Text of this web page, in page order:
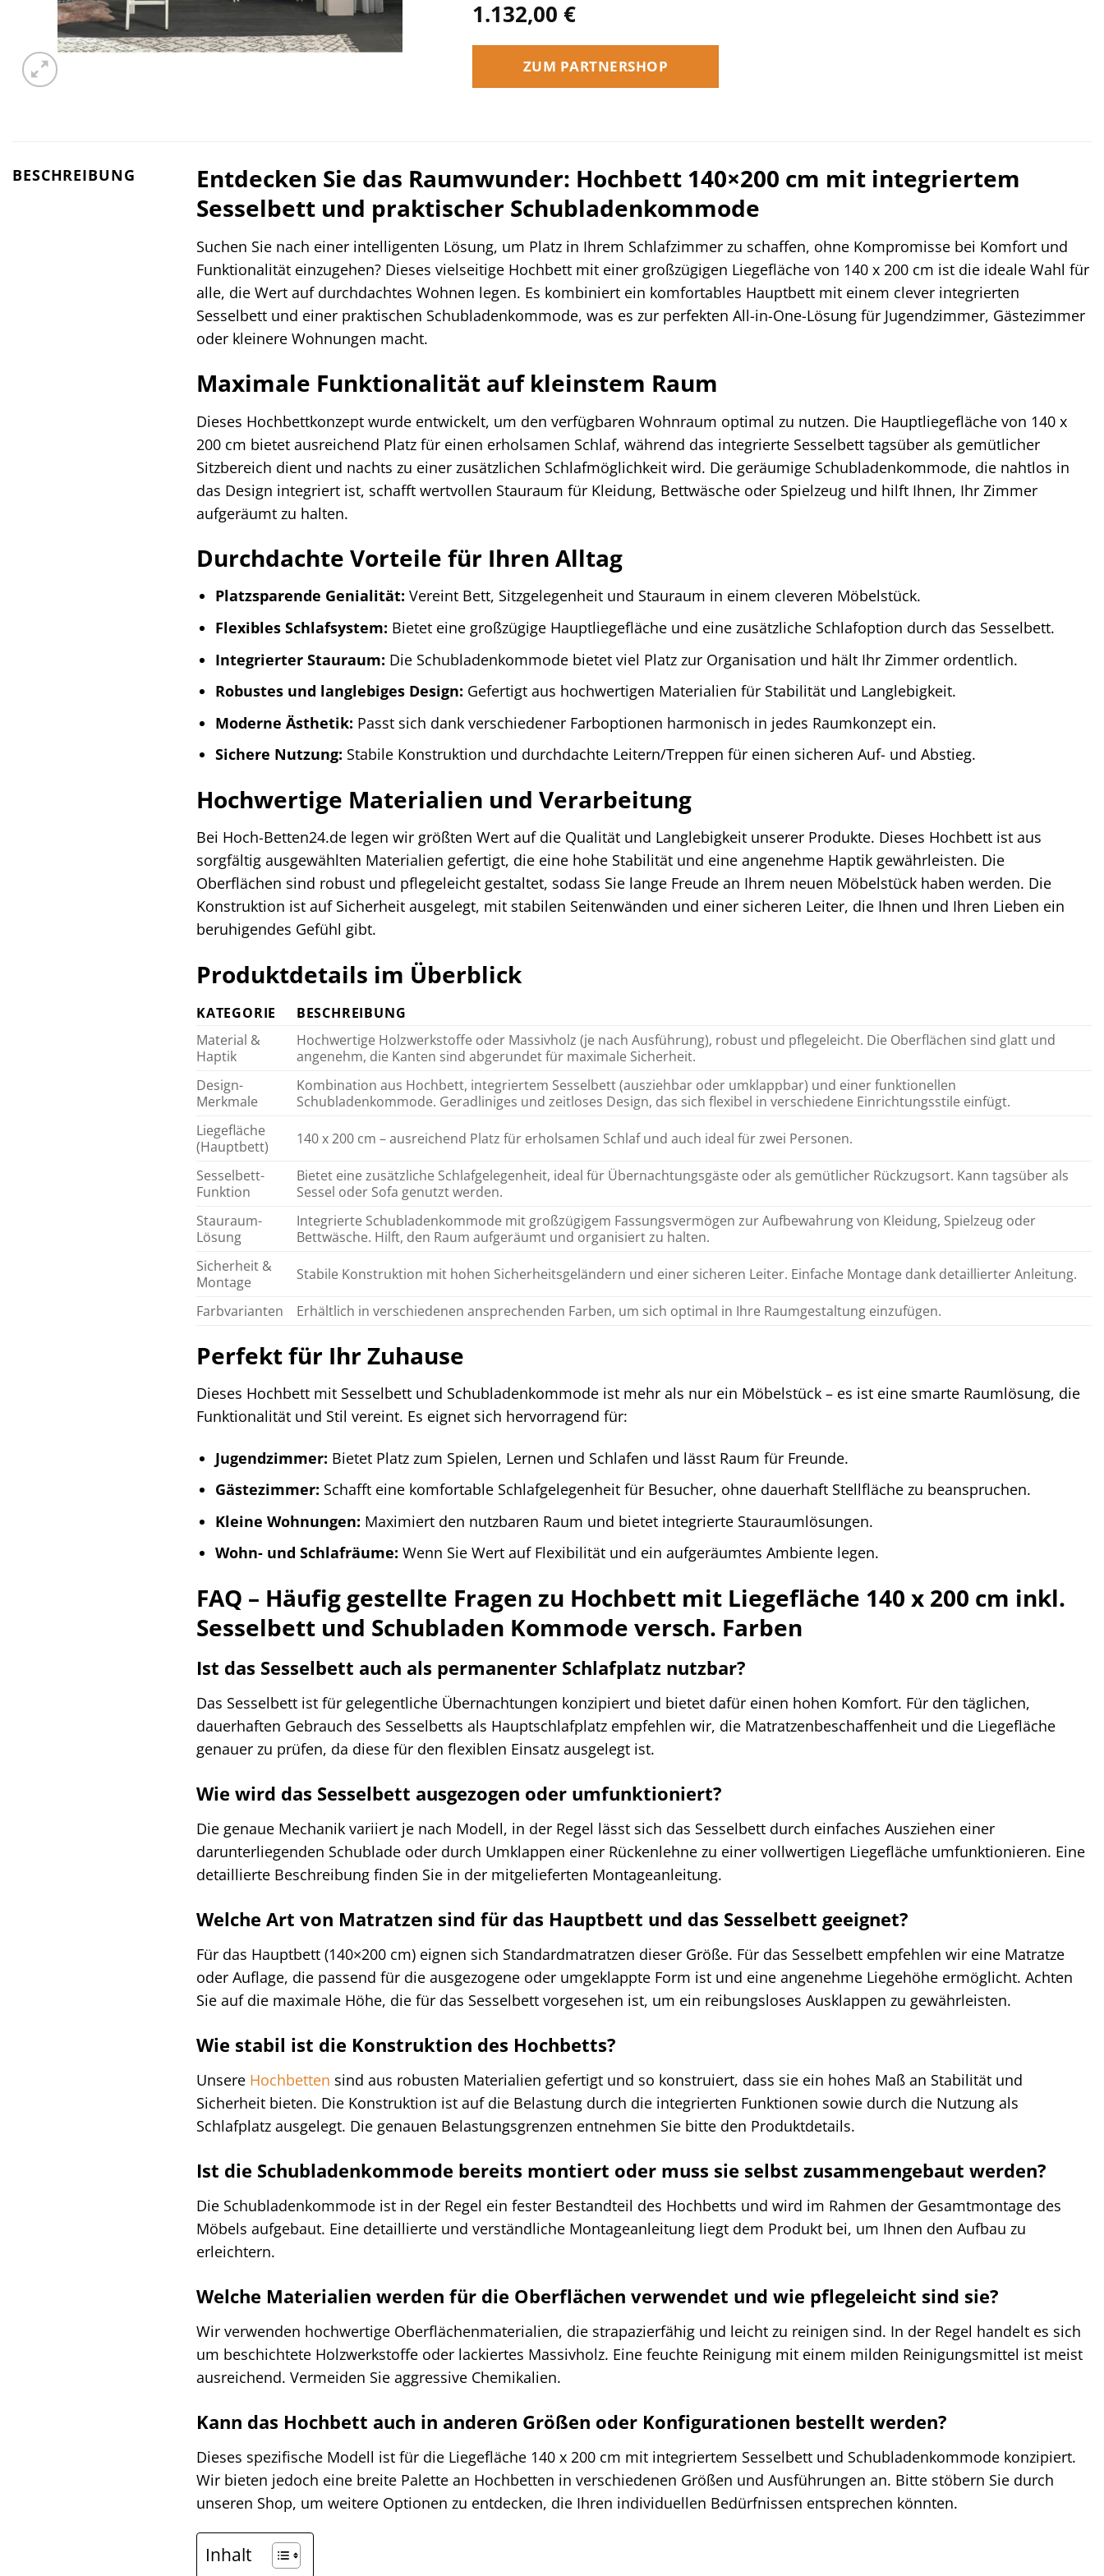
1.132,00 €
ZUM PARTNERSHOP
BESCHREIBUNG
Entdecken Sie das Raumwunder: Hochbett 140×200 cm mit integriertem
Sesselbett und praktischer Schubladenkommode
Suchen Sie nach einer intelligenten Lösung, um Platz in Ihrem Schlafzimmer zu schaffen, ohne Kompromisse bei Komfort und
Funktionalität einzugehen? Dieses vielseitige Hochbett mit einer großzügigen Liegefläche von 140 x 200 cm ist die ideale Wahl für
alle, die Wert auf durchdachtes Wohnen legen. Es kombiniert ein komfortables Hauptbett mit einem clever integrierten
Sesselbett und einer praktischen Schubladenkommode, was es zur perfekten All-in-One-Lösung für Jugendzimmer, Gästezimmer
oder kleinere Wohnungen macht.
Maximale Funktionalität auf kleinstem Raum
Dieses Hochbettkonzept wurde entwickelt, um den verfügbaren Wohnraum optimal zu nutzen. Die Hauptliegefläche von 140 x
200 cm bietet ausreichend Platz für einen erholsamen Schlaf, während das integrierte Sesselbett tagsüber als gemütlicher
Sitzbereich dient und nachts zu einer zusätzlichen Schlafmöglichkeit wird. Die geräumige Schubladenkommode, die nahtlos in
das Design integriert ist, schafft wertvollen Stauraum für Kleidung, Bettwäsche oder Spielzeug und hilft Ihnen, Ihr Zimmer
aufgeräumt zu halten.
Durchdachte Vorteile für Ihren Alltag
Platzsparende Genialität: Vereint Bett, Sitzgelegenheit und Stauraum in einem cleveren Möbelstück.
Flexibles Schlafsystem: Bietet eine großzügige Hauptliegefläche und eine zusätzliche Schlafoption durch das Sesselbett.
Integrierter Stauraum: Die Schubladenkommode bietet viel Platz zur Organisation und hält Ihr Zimmer ordentlich.
Robustes und langlebiges Design: Gefertigt aus hochwertigen Materialien für Stabilität und Langlebigkeit.
Moderne Ästhetik: Passt sich dank verschiedener Farboptionen harmonisch in jedes Raumkonzept ein.
Sichere Nutzung: Stabile Konstruktion und durchdachte Leitern/Treppen für einen sicheren Auf- und Abstieg.
Hochwertige Materialien und Verarbeitung
Bei Hoch-Betten24.de legen wir größten Wert auf die Qualität und Langlebigkeit unserer Produkte. Dieses Hochbett ist aus
sorgfältig ausgewählten Materialien gefertigt, die eine hohe Stabilität und eine angenehme Haptik gewährleisten. Die
Oberflächen sind robust und pflegeleicht gestaltet, sodass Sie lange Freude an Ihrem neuen Möbelstück haben werden. Die
Konstruktion ist auf Sicherheit ausgelegt, mit stabilen Seitenwänden und einer sicheren Leiter, die Ihnen und Ihren Lieben ein
beruhigendes Gefühl gibt.
Produktdetails im Überblick
KATEGORIE
BESCHREIBUNG
Material &
Haptik
Hochwertige Holzwerkstoffe oder Massivholz (je nach Ausführung), robust und pflegeleicht. Die Oberflächen sind glatt und
angenehm, die Kanten sind abgerundet für maximale Sicherheit.
Design-
Merkmale
Kombination aus Hochbett, integriertem Sesselbett (ausziehbar oder umklappbar) und einer funktionellen
Schubladenkommode. Geradliniges und zeitloses Design, das sich flexibel in verschiedene Einrichtungsstile einfügt.
Liegefläche
(Hauptbett)
140 x 200 cm – ausreichend Platz für erholsamen Schlaf und auch ideal für zwei Personen.
Sesselbett-
Funktion
Bietet eine zusätzliche Schlafgelegenheit, ideal für Übernachtungsgäste oder als gemütlicher Rückzugsort. Kann tagsüber als
Sessel oder Sofa genutzt werden.
Stauraum-
Lösung
Integrierte Schubladenkommode mit großzügigem Fassungsvermögen zur Aufbewahrung von Kleidung, Spielzeug oder
Bettwäsche. Hilft, den Raum aufgeräumt und organisiert zu halten.
Sicherheit &
Montage
Stabile Konstruktion mit hohen Sicherheitsgeländern und einer sicheren Leiter. Einfache Montage dank detaillierter Anleitung.
Farbvarianten Erhältlich in verschiedenen ansprechenden Farben, um sich optimal in Ihre Raumgestaltung einzufügen.
Perfekt für Ihr Zuhause
Dieses Hochbett mit Sesselbett und Schubladenkommode ist mehr als nur ein Möbelstück – es ist eine smarte Raumlösung, die
Funktionalität und Stil vereint. Es eignet sich hervorragend für:
Jugendzimmer: Bietet Platz zum Spielen, Lernen und Schlafen und lässt Raum für Freunde.
Gästezimmer: Schafft eine komfortable Schlafgelegenheit für Besucher, ohne dauerhaft Stellfläche zu beanspruchen.
Kleine Wohnungen: Maximiert den nutzbaren Raum und bietet integrierte Stauraumlösungen.
Wohn- und Schlafräume: Wenn Sie Wert auf Flexibilität und ein aufgeräumtes Ambiente legen.
FAQ – Häufig gestellte Fragen zu Hochbett mit Liegefläche 140 x 200 cm inkl.
Sesselbett und Schubladen Kommode versch. Farben
Ist das Sesselbett auch als permanenter Schlafplatz nutzbar?
Das Sesselbett ist für gelegentliche Übernachtungen konzipiert und bietet dafür einen hohen Komfort. Für den täglichen,
dauerhaften Gebrauch des Sesselbetts als Hauptschlafplatz empfehlen wir, die Matratzenbeschaffenheit und die Liegefläche
genauer zu prüfen, da diese für den flexiblen Einsatz ausgelegt ist.
Wie wird das Sesselbett ausgezogen oder umfunktioniert?
Die genaue Mechanik variiert je nach Modell, in der Regel lässt sich das Sesselbett durch einfaches Ausziehen einer
darunterliegenden Schublade oder durch Umklappen einer Rückenlehne zu einer vollwertigen Liegefläche umfunktionieren. Eine
detaillierte Beschreibung finden Sie in der mitgelieferten Montageanleitung.
Welche Art von Matratzen sind für das Hauptbett und das Sesselbett geeignet?
Für das Hauptbett (140×200 cm) eignen sich Standardmatratzen dieser Größe. Für das Sesselbett empfehlen wir eine Matratze
oder Auflage, die passend für die ausgezogene oder umgeklappte Form ist und eine angenehme Liegehöhe ermöglicht. Achten
Sie auf die maximale Höhe, die für das Sesselbett vorgesehen ist, um ein reibungsloses Ausklappen zu gewährleisten.
Wie stabil ist die Konstruktion des Hochbetts?
Unsere Hochbetten sind aus robusten Materialien gefertigt und so konstruiert, dass sie ein hohes Maß an Stabilität und
Sicherheit bieten. Die Konstruktion ist auf die Belastung durch die integrierten Funktionen sowie durch die Nutzung als
Schlafplatz ausgelegt. Die genauen Belastungsgrenzen entnehmen Sie bitte den Produktdetails.
Ist die Schubladenkommode bereits montiert oder muss sie selbst zusammengebaut werden?
Die Schubladenkommode ist in der Regel ein fester Bestandteil des Hochbetts und wird im Rahmen der Gesamtmontage des
Möbels aufgebaut. Eine detaillierte und verständliche Montageanleitung liegt dem Produkt bei, um Ihnen den Aufbau zu
erleichtern.
Welche Materialien werden für die Oberflächen verwendet und wie pflegeleicht sind sie?
Wir verwenden hochwertige Oberflächenmaterialien, die strapazierfähig und leicht zu reinigen sind. In der Regel handelt es sich
um beschichtete Holzwerkstoffe oder lackiertes Massivholz. Eine feuchte Reinigung mit einem milden Reinigungsmittel ist meist
ausreichend. Vermeiden Sie aggressive Chemikalien.
Kann das Hochbett auch in anderen Größen oder Konfigurationen bestellt werden?
Dieses spezifische Modell ist für die Liegefläche 140 x 200 cm mit integriertem Sesselbett und Schubladenkommode konzipiert.
Wir bieten jedoch eine breite Palette an Hochbetten in verschiedenen Größen und Ausführungen an. Bitte stöbern Sie durch
unseren Shop, um weitere Optionen zu entdecken, die Ihren individuellen Bedürfnissen entsprechen könnten.
Inhalt